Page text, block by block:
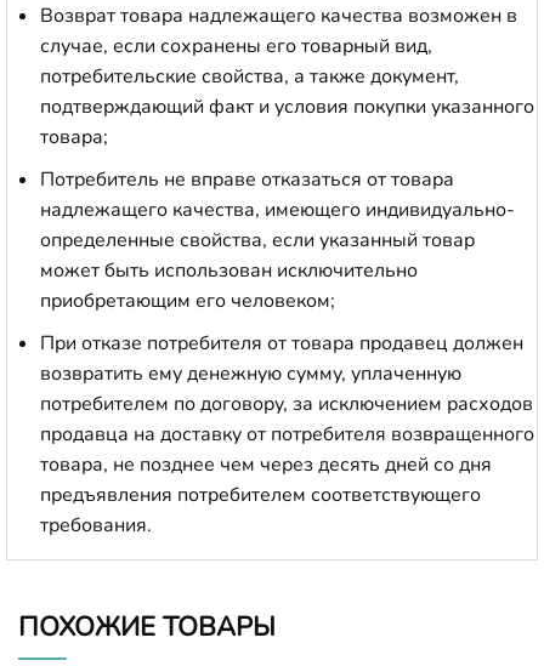
Возврат товара надлежащего качества возможен в
случае, если сохранены его товарный вид,
потребительские свойства, а также документ,
подтверждающий факт и условия покупки указанного
товара;
Потребитель не вправе отказаться от товара
надлежащего качества, имеющего индивидуально-
определенные свойства, если указанный товар
может быть использован исключительно
приобретающим его человеком;
При отказе потребителя от товара продавец должен
возвратить ему денежную сумму, уплаченную
потребителем по договору, за исключением расходов
продавца на доставку от потребителя возвращенного
товара, не позднее чем через десять дней со дня
предъявления потребителем соответствующего
требования.
ПОХОЖИЕ ТОВАРЫ